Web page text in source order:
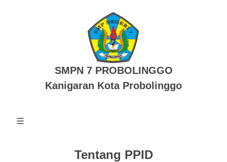
SMPN 7 PROBOLINGGO
Kanigaran Kota Probolinggo
Tentang PPID